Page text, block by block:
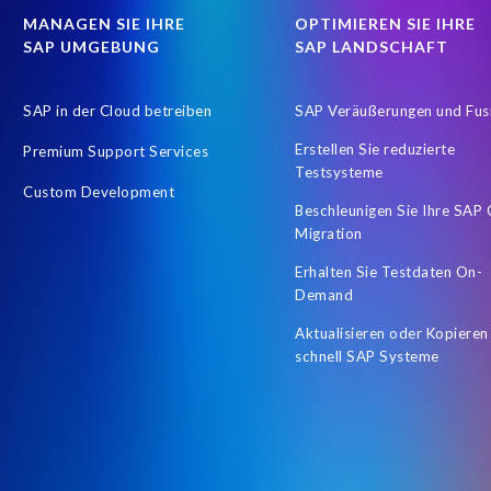
MANAGEN SIE IHRE
SAP UMGEBUNG
SAP in der Cloud betreiben
Premium Support Services
Custom Development
OPTIMIEREN SIE IHRE
SAP LANDSCHAFT
SAP Veräußerungen und
Erstellen Sie reduzierte
Testsysteme
Beschleunigen Sie Ihre SAP
Migration
Erhalten Sie Testdaten On-
Demand
Aktualisieren oder Kopieren
schnell SAP Systeme